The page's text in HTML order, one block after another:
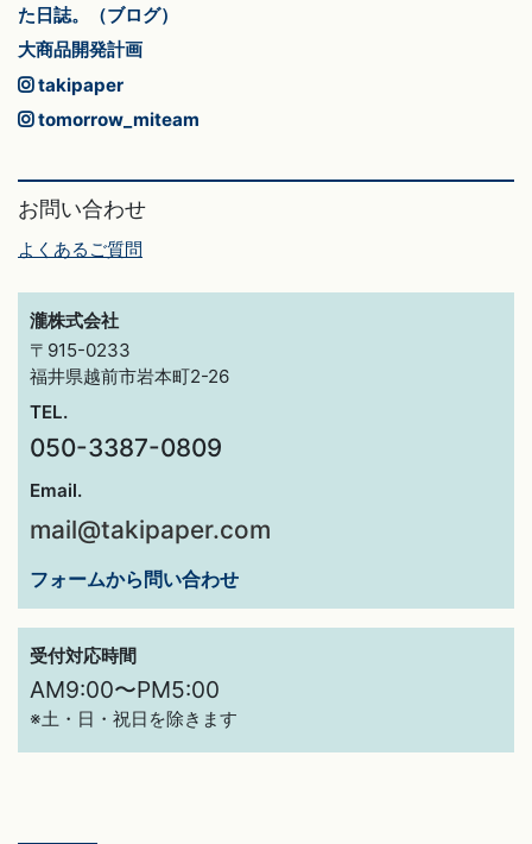
た日誌。（ブログ）
大商品開発計画
takipaper
tomorrow_miteam
お問い合わせ
よくあるご質問
瀧株式会社
〒915-0233
福井県越前市岩本町2-26
TEL.
050-3387-0809
Email.
mail@takipaper.com
フォームから問い合わせ
受付対応時間
AM9:00〜PM5:00
※土・日・祝日を除きます